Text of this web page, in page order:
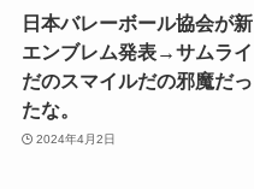
日本バレーボール協会が新
エンブレム発表→サムライ
だのスマイルだの邪魔だっ
たな。
2024年4月2日